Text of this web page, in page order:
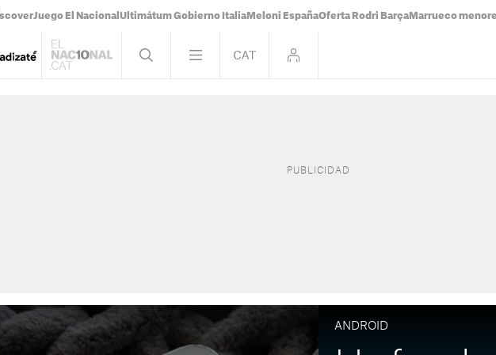
Juego El Nacional Ultimátum Gobierno Italia Meloni EspañaOferta Rodri Barça Marrueco
ANDROID